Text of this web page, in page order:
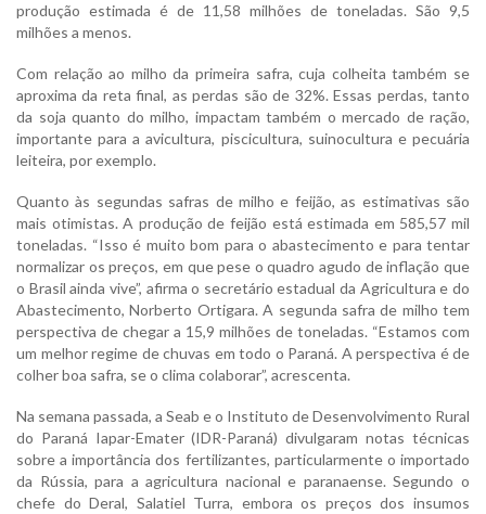
produção estimada é de 11,58 milhões de toneladas. São 9,5
milhões a menos.
Com relação ao milho da primeira safra, cuja colheita também se
aproxima da reta final, as perdas são de 32%. Essas perdas, tanto
da soja quanto do milho, impactam também o mercado de ração,
importante para a avicultura, piscicultura, suinocultura e pecuária
leiteira, por exemplo.
Quanto às segundas safras de milho e feijão, as estimativas são
mais otimistas. A produção de feijão está estimada em 585,57 mil
toneladas. “Isso é muito bom para o abastecimento e para tentar
normalizar os preços, em que pese o quadro agudo de inflação que
o Brasil ainda vive”, afirma o secretário estadual da Agricultura e do
Abastecimento, Norberto Ortigara. A segunda safra de milho tem
perspectiva de chegar a 15,9 milhões de toneladas. “Estamos com
um melhor regime de chuvas em todo o Paraná. A perspectiva é de
colher boa safra, se o clima colaborar”, acrescenta.
Na semana passada, a Seab e o Instituto de Desenvolvimento Rural
do Paraná Iapar-Emater (IDR-Paraná) divulgaram notas técnicas
sobre a importância dos fertilizantes, particularmente o importado
da Rússia, para a agricultura nacional e paranaense. Segundo o
chefe do Deral, Salatiel Turra, embora os preços dos insumos